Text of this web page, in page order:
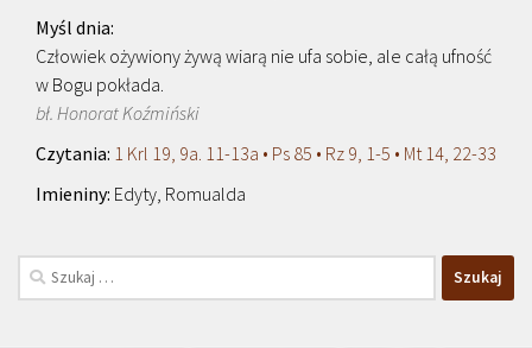
Człowiek ożywiony żywą wiarą nie ufa sobie, ale całą ufność
w Bogu pokłada.
bł. Honorat Koźmiński
1 Krl 19, 9a. 11-13a • Ps 85 • Rz 9, 1-5 • Mt 14, 22-33
Edyty, Romualda
Szukaj: